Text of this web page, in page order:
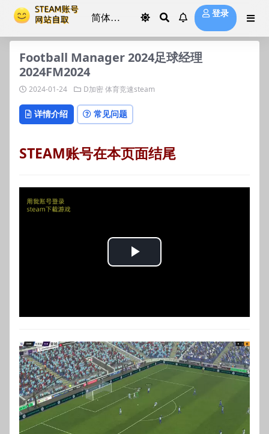
登录
Football Manager 2024足球经理
2024FM2024
2024-01-24 D加密体育竞速steam
详情介绍 常见问题
STEAM账号在本页面结尾
Play